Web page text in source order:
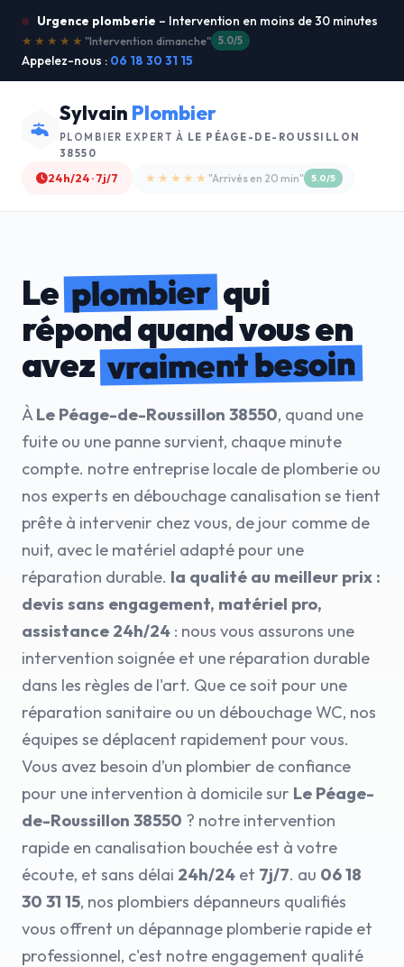
Urgence plomberie – Intervention en moins de 30 minutes
★★★★★ "Service ultra rapide !" 5.0/5
Appelez-nous : 06 18 30 31 15
Sylvain Plombier
PLOMBIER EXPERT À LE PÉAGE-DE-ROUSSILLON
38550
24h/24 · 7j/7 ★★★★☆ "Devis gratuit" 4.8/5
Leplombierqui
répond quand vous en
avezvraiment besoin
ÀLe Péage-de-Roussillon 38550, quand une
fuite ou une panne survient, chaque minute
compte. notre entreprise locale de plomberie ou
nos experts en débouchage canalisation se tient
prête à intervenir chez vous, de jour comme de
nuit, avec le matériel adapté pour une
réparation durable. la qualité au meilleur prix :
devis sans engagement, matériel pro,
assistance 24h/24 : nous vous assurons une
intervention soignée et une réparation durable
dans les règles de l'art. Que ce soit pour une
réparation sanitaire ou un débouchage WC, nos
équipes se déplacent rapidement pour vous.
Vous avez besoin d’un plombier de confiance
pour une intervention à domicile sur Le Péage-
de-Roussillon 38550 ? notre intervention
rapide en canalisation bouchée est à votre
écoute, et sans délai 24h/24 et 7j/7. au 06 18
30 31 15, nos plombiers dépanneurs qualifiés
vous offrent un dépannage plomberie rapide et
professionnel, c'est notre engagement qualité